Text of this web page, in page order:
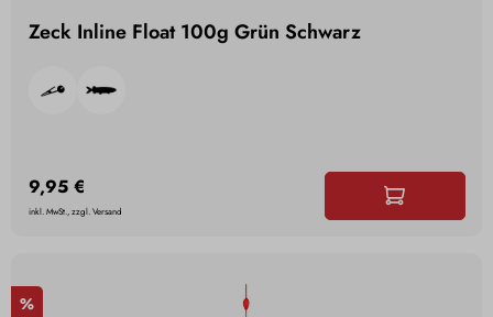
Zeck Inline Float 100g Grün Schwarz
9,95 €
inkl. MwSt., zzgl. Versand
%